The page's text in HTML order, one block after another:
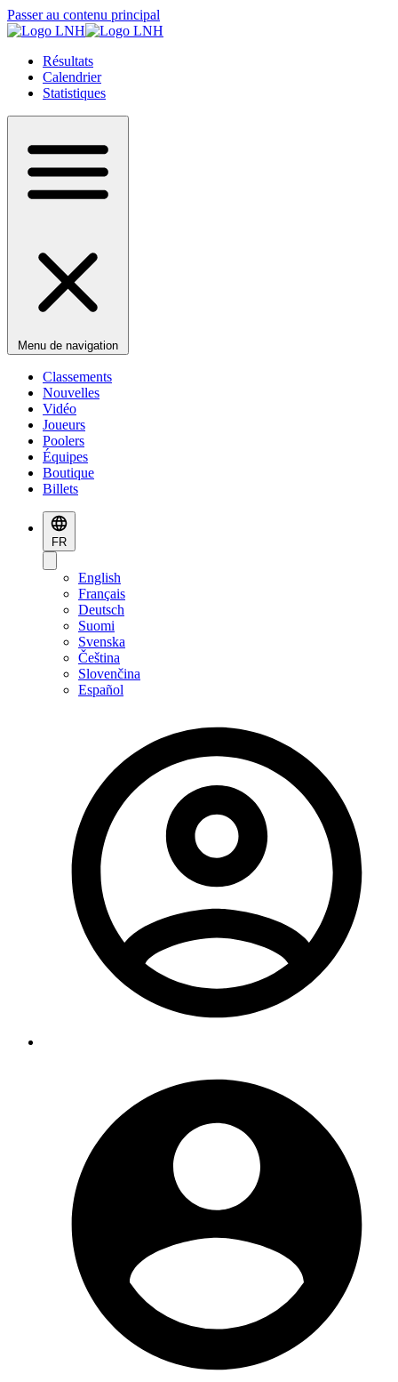
Passer au contenu principal
Résultats
Calendrier
Statistiques
Menu de navigation
Classements
Nouvelles
Vidéo
Joueurs
Poolers
Équipes
Boutique
Billets
FR
English
Français
Deutsch
Suomi
Svenska
Čeština
Slovenčina
Español